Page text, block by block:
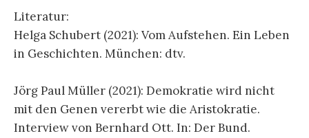
Literatur:
Helga Schubert (2021): Vom Aufstehen. Ein Leben
in Geschichten. München: dtv.
Jörg Paul Müller (2021): Demokratie wird nicht
mit den Genen vererbt wie die Aristokratie.
Interview von Bernhard Ott. In: Der Bund.